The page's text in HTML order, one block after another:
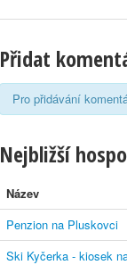
Přidat
Pro přidávání
Nejbližší
Název
Penzion na Pluskovci
Ski Kyčerka - kiosek